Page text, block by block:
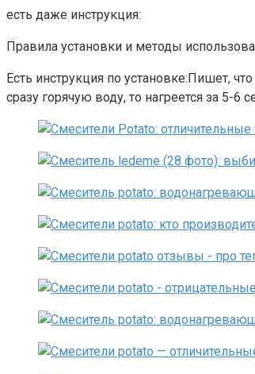
есть даже инструкция:
Правила установки и методы
Есть инструкция по установке:Пишет,
сразу горячую воду, то нагреется за 5-6